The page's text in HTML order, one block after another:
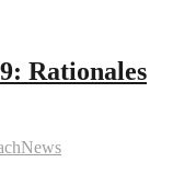
Ist
die
Rationales
News